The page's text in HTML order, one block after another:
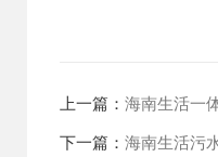
上一篇： 海南生活一
下一篇： 海南生活污